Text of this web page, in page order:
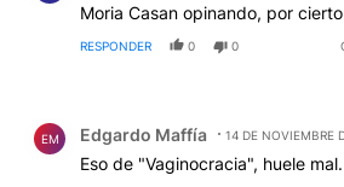
Moria Casan opinando, por
RESPONDER 0 0
EM Edgardo Maffía 14 DE NOVIEMBRE
Eso de "Vaginocracia", huele mal.